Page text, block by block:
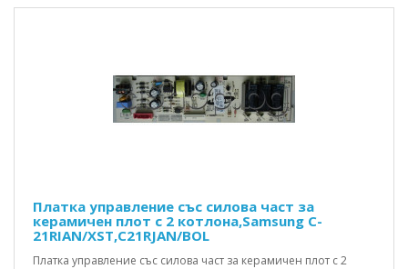
Платка управление със силова част за
керамичен плот с 2 котлона,Samsung C-
21RIAN/XST,C21RJAN/BOL
Платка управление със силова част за керамичен плот с 2